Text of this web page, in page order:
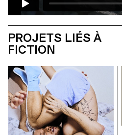
PROJETS LIÉS À
FICTION